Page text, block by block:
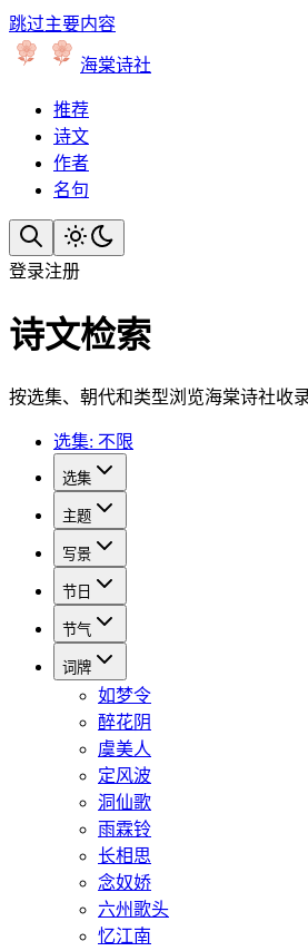
跳过主要内容
海棠诗社
推荐
诗文
作者
名句
登录注册
诗文检索
按选集、朝代和类型浏览海棠诗社收录
选集: 不限
选集
主题
写景
节日
节气
词牌
如梦令
醉花阴
虞美人
定风波
洞仙歌
雨霖铃
长相思
念奴娇
六州歌头
忆江南